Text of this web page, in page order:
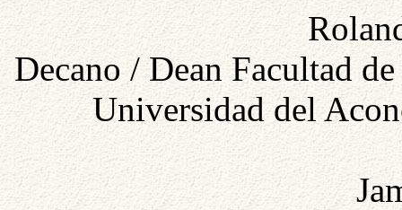
Decano / Dean Facultad
Universidad del